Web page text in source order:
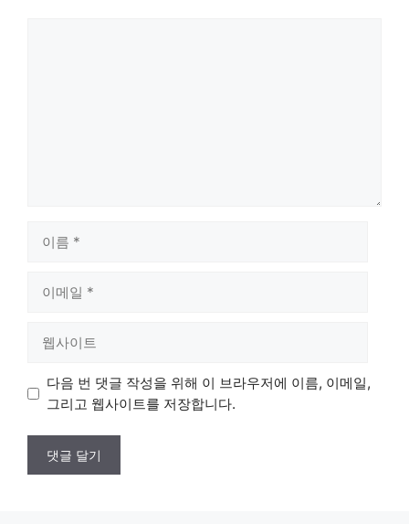
트
다음 번 댓글 작성을 위해 이 브라우저에 이름, 이메일,
그리고 웹사이트를 저장합니다.